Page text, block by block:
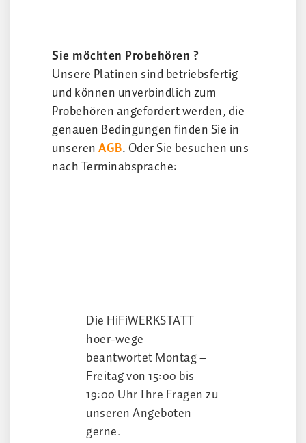
Sie möchten Probehören ?
Unsere Platinen sind betriebsfertig
und können unverbindlich zum
Probehören angefordert werden, die
genauen Bedingungen finden Sie in
unserenAGB. Oder Sie besuchen uns
nach Terminabsprache:
Die HiFiWERKSTATT
hoer-wege
beantwortet Montag –
Freitag von 15:00 bis
19:00 Uhr Ihre Fragen zu
unseren Angeboten
gerne.